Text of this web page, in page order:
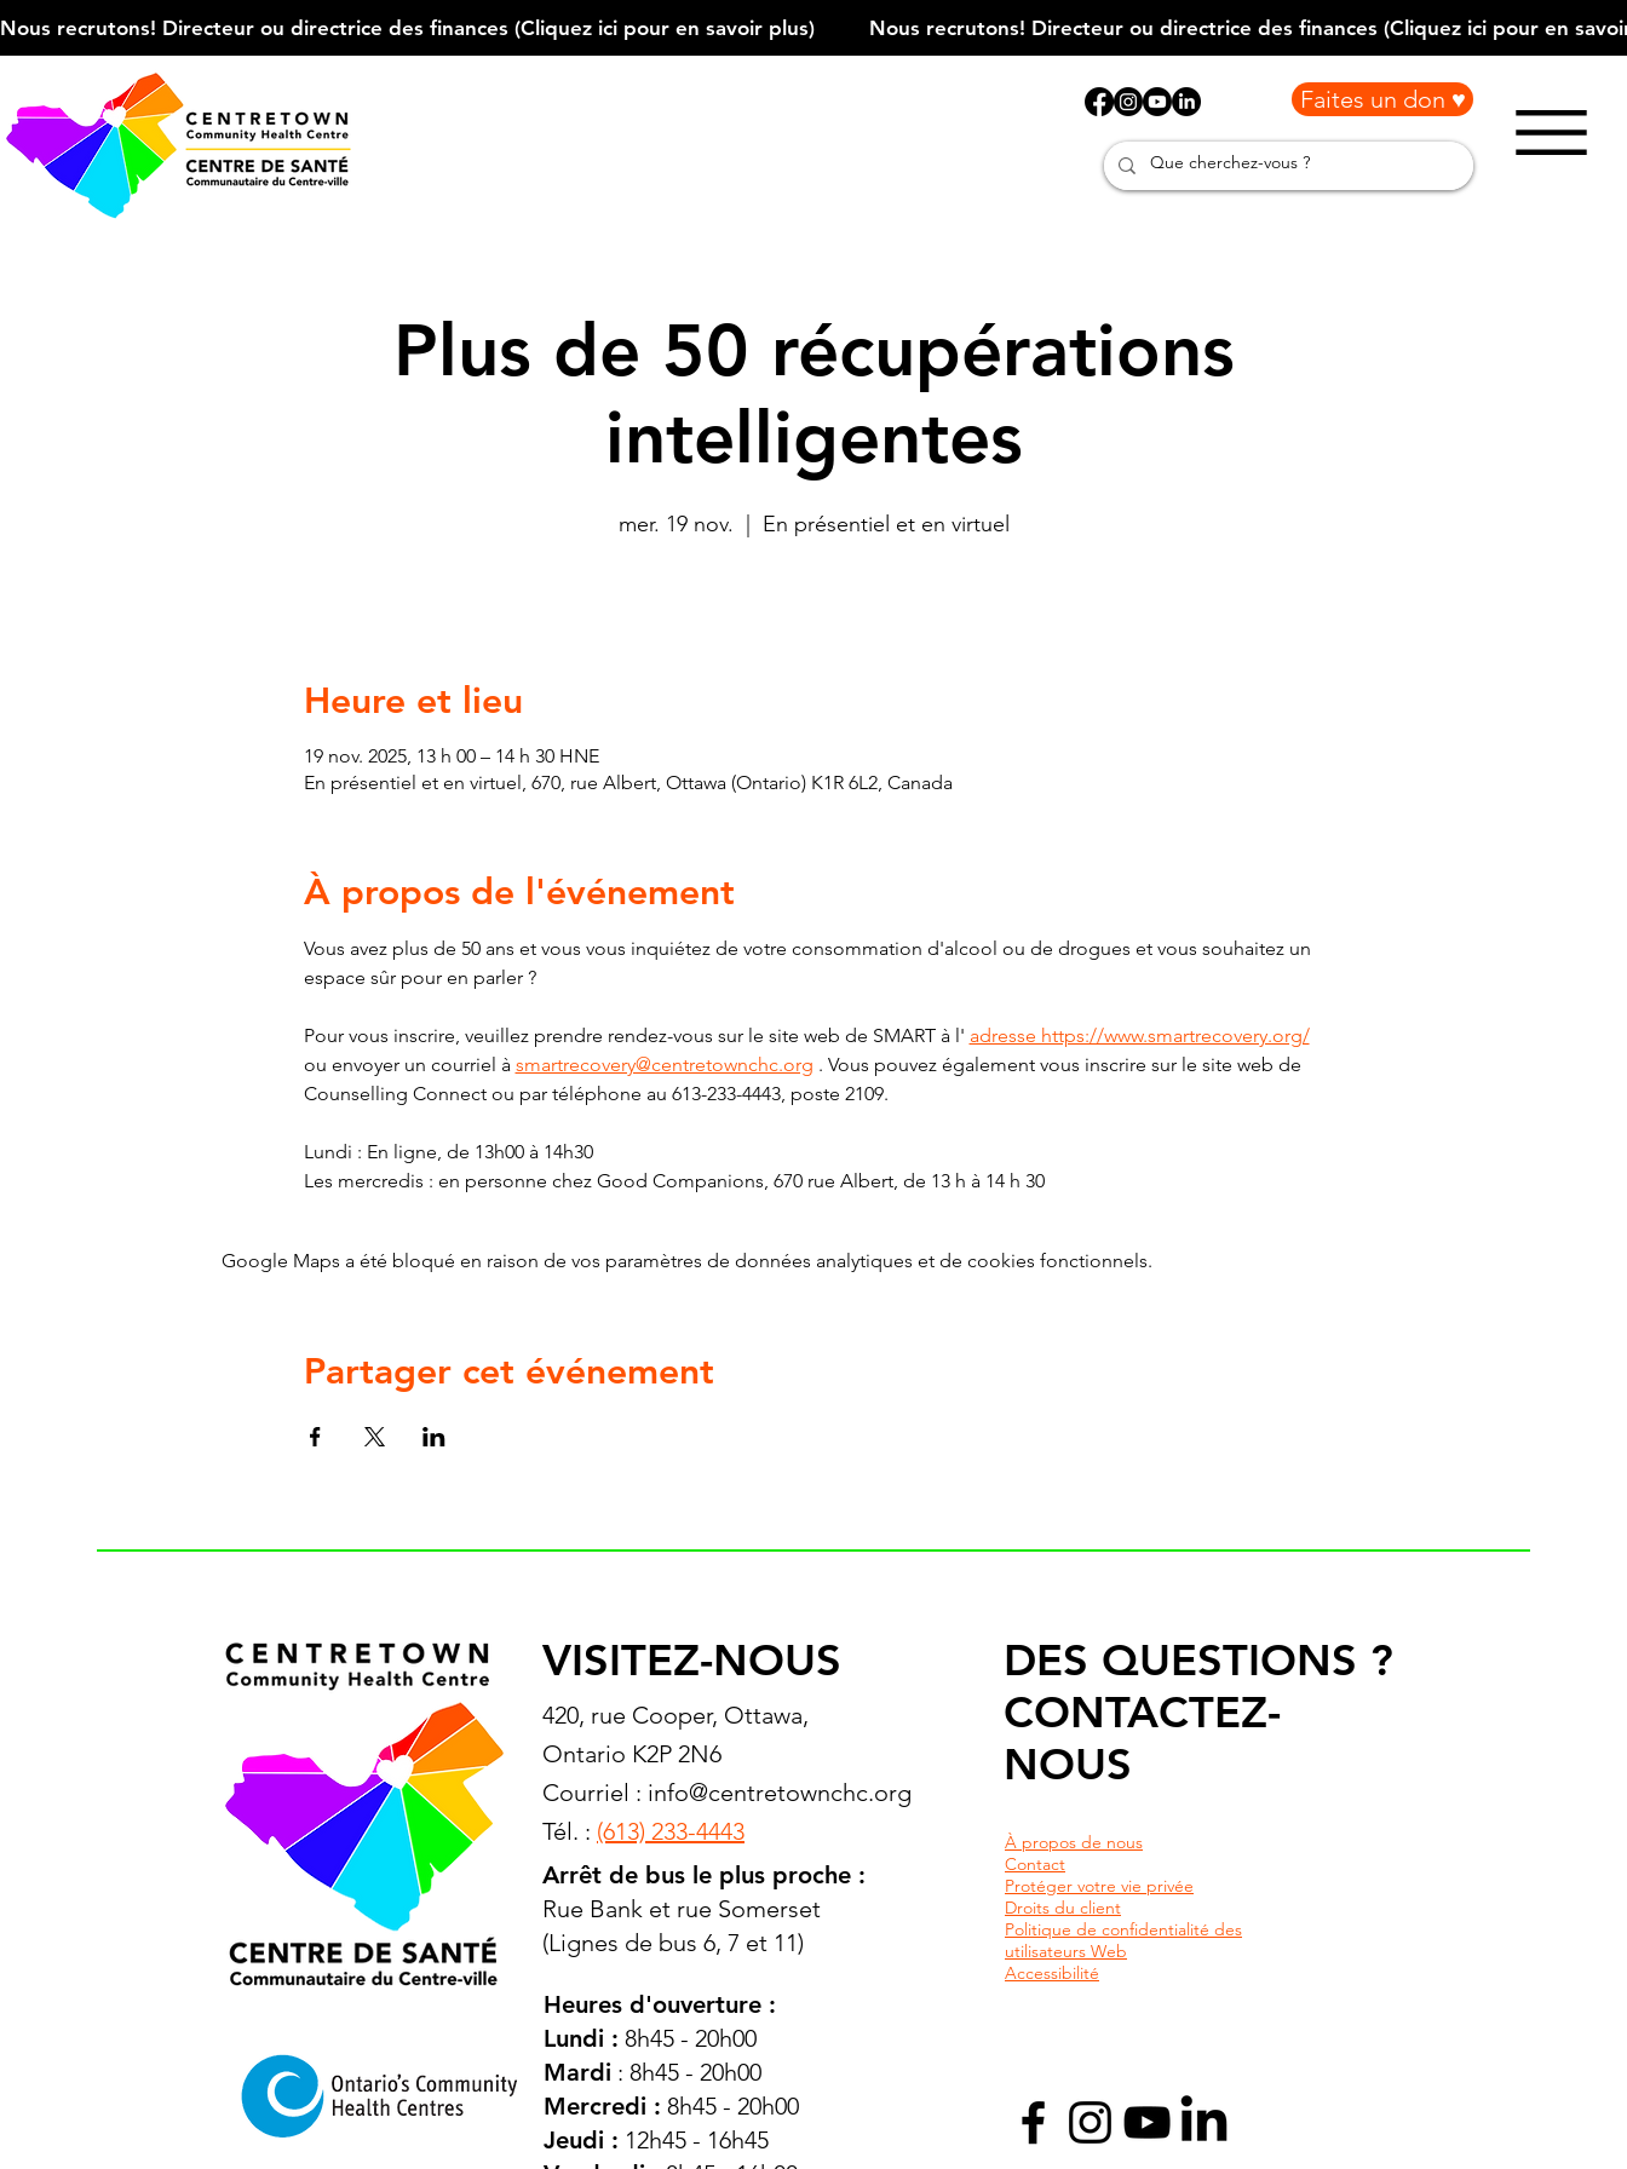
Nous recrutons! Directeur ou directrice des finances (Cliquez ici pour en savoir plus)
Faites un don ♥
Plus de 50 récupérations
intelligentes
mer. 19 nov. En présentiel et en virtuel
Heure et lieu
19 nov. 2025, 13 h 00 – 14 h 30 HNE
En présentiel et en virtuel, 670, rue Albert, Ottawa (Ontario) K1R 6L2, Canada
À propos de l'événement
Vous avez plus de 50 ans et vous vous inquiétez de votre consommation d'alcool ou de drogues et vous souhaitez un
espace sûr pour en parler ?
Pour vous inscrire, veuillez prendre rendez-vous sur le site web de SMART à l' adresse https://www.smartrecovery.org/
ou envoyer un courriel à smartrecovery@centretownchc.org . Vous pouvez également vous inscrire sur le site web de
Counselling Connect ou par téléphone au 613-233-4443, poste 2109.
Lundi : En ligne, de 13h00 à 14h30
Les mercredis : en personne chez Good Companions, 670 rue Albert, de 13 h à 14 h 30
Google Maps a été bloqué en raison de vos paramètres de données analytiques et de cookies fonctionnels.
Partager cet événement
VISITEZ-NOUS
420, rue Cooper, Ottawa,
Ontario K2P 2N6
Courriel : info@centretownchc.org
Tél. : (613) 233-4443
Arrêt de bus le plus proche :
Rue Bank et rue Somerset
(Lignes de bus 6, 7 et 11)
Heures d'ouverture :
Lundi : 8h45 - 20h00
Mardi : 8h45 - 20h00
Mercredi : 8h45 - 20h00
Jeudi : 12h45 - 16h45
DES QUESTIONS ?
CONTACTEZ-
NOUS
À propos de nous
Contact
Protéger votre vie privée
Droits du client
Politique de confidentialité des
utilisateurs Web
Accessibilité